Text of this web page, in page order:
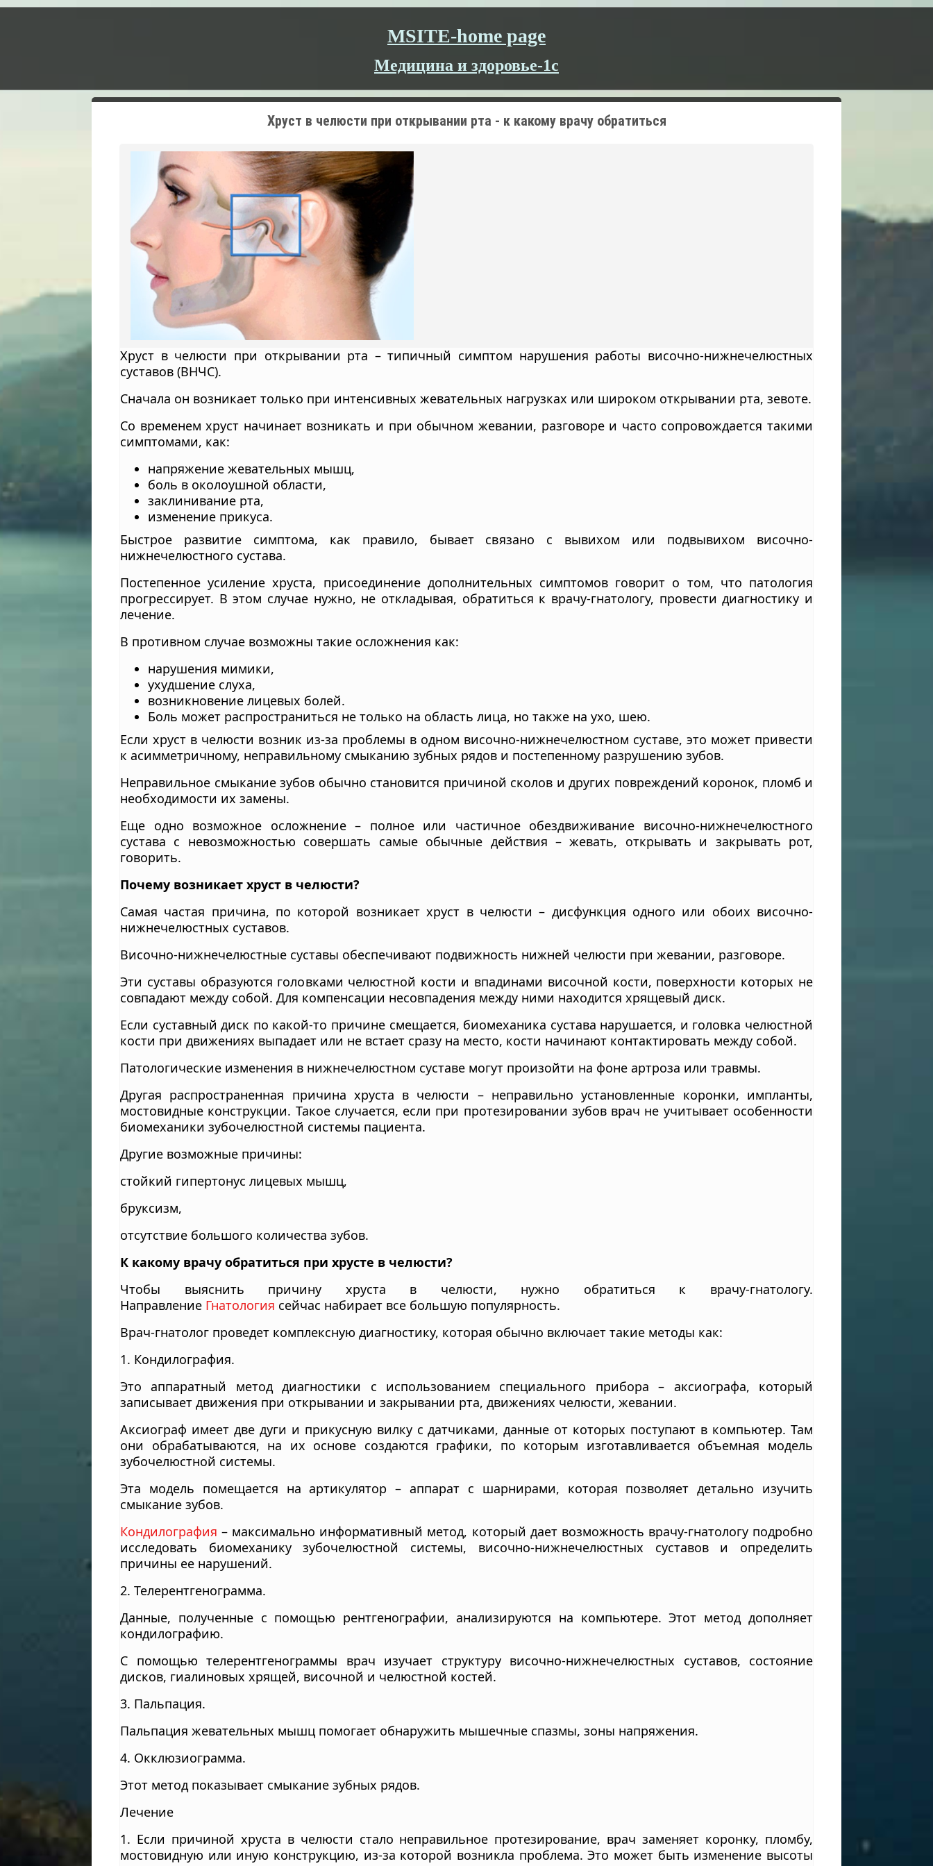
MSITE-home page
Медицина и здоровье-1c
Хруст в челюсти при открывании рта - к какому врачу обратиться
Хруст в челюсти при открывании рта – типичный симптом нарушения работы височно-нижнечелюстных
суставов (ВНЧС).
Сначала он возникает только при интенсивных жевательных нагрузках или широком открывании рта, зевоте.
Со временем хруст начинает возникать и при обычном жевании, разговоре и часто сопровождается такими
симптомами, как:
напряжение жевательных мышц,
боль в околоушной области,
заклинивание рта,
изменение прикуса.
Быстрое развитие симптома, как правило, бывает связано с вывихом или подвывихом височно-
нижнечелюстного сустава.
Постепенное усиление хруста, присоединение дополнительных симптомов говорит о том, что патология
прогрессирует. В этом случае нужно, не откладывая, обратиться к врачу-гнатологу, провести диагностику и
лечение.
В противном случае возможны такие осложнения как:
нарушения мимики,
ухудшение слуха,
возникновение лицевых болей.
Боль может распространиться не только на область лица, но также на ухо, шею.
Если хруст в челюсти возник из-за проблемы в одном височно-нижнечелюстном суставе, это может привести
к асимметричному, неправильному смыканию зубных рядов и постепенному разрушению зубов.
Неправильное смыкание зубов обычно становится причиной сколов и других повреждений коронок, пломб и
необходимости их замены.
Еще одно возможное осложнение – полное или частичное обездвиживание височно-нижнечелюстного
сустава с невозможностью совершать самые обычные действия – жевать, открывать и закрывать рот,
говорить.
Почему возникает хруст в челюсти?
Самая частая причина, по которой возникает хруст в челюсти – дисфункция одного или обоих височно-
нижнечелюстных суставов.
Височно-нижнечелюстные суставы обеспечивают подвижность нижней челюсти при жевании, разговоре.
Эти суставы образуются головками челюстной кости и впадинами височной кости, поверхности которых не
совпадают между собой. Для компенсации несовпадения между ними находится хрящевый диск.
Если суставный диск по какой-то причине смещается, биомеханика сустава нарушается, и головка челюстной
кости при движениях выпадает или не встает сразу на место, кости начинают контактировать между собой.
Патологические изменения в нижнечелюстном суставе могут произойти на фоне артроза или травмы.
Другая распространенная причина хруста в челюсти – неправильно установленные коронки, импланты,
мостовидные конструкции. Такое случается, если при протезировании зубов врач не учитывает особенности
биомеханики зубочелюстной системы пациента.
Другие возможные причины:
стойкий гипертонус лицевых мышц,
бруксизм,
отсутствие большого количества зубов.
К какому врачу обратиться при хрусте в челюсти?
Чтобы выяснить причину хруста в челюсти, нужно обратиться к врачу-гнатологу.
Направление Гнатология сейчас набирает все большую популярность.
Врач-гнатолог проведет комплексную диагностику, которая обычно включает такие методы как:
1. Кондилография.
Это аппаратный метод диагностики с использованием специального прибора – аксиографа, который
записывает движения при открывании и закрывании рта, движениях челюсти, жевании.
Аксиограф имеет две дуги и прикусную вилку с датчиками, данные от которых поступают в компьютер. Там
они обрабатываются, на их основе создаются графики, по которым изготавливается объемная модель
зубочелюстной системы.
Эта модель помещается на артикулятор – аппарат с шарнирами, которая позволяет детально изучить
смыкание зубов.
Кондилография – максимально информативный метод, который дает возможность врачу-гнатологу подробно
исследовать биомеханику зубочелюстной системы, височно-нижнечелюстных суставов и определить
причины ее нарушений.
2. Телерентгенограмма.
Данные, полученные с помощью рентгенографии, анализируются на компьютере. Этот метод дополняет
кондилографию.
С помощью телерентгенограммы врач изучает структуру височно-нижнечелюстных суставов, состояние
дисков, гиалиновых хрящей, височной и челюстной костей.
3. Пальпация.
Пальпация жевательных мышц помогает обнаружить мышечные спазмы, зоны напряжения.
4. Окклюзиограмма.
Этот метод показывает смыкание зубных рядов.
Лечение
1. Если причиной хруста в челюсти стало неправильное протезирование, врач заменяет коронку, пломбу,
мостовидную или иную конструкцию, из-за которой возникла проблема. Это может быть изменение высоты